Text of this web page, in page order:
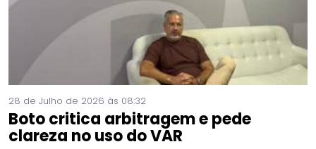
28 de Julho de 2026 às 08:32
Boto critica arbitragem e pede
clareza no uso do VAR